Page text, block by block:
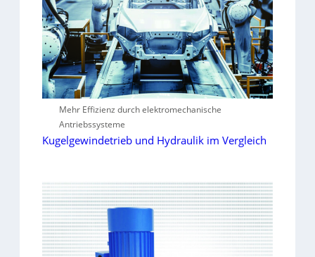
Mehr Effizienz durch elektromechanische
Antriebssysteme
Kugelgewindetrieb und Hydraulik im Vergleich